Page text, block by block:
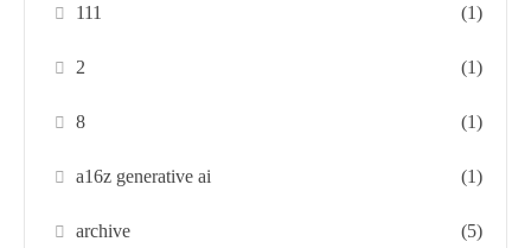
111 (1)
2 (1)
8 (1)
a16z generative ai (1)
archive (5)